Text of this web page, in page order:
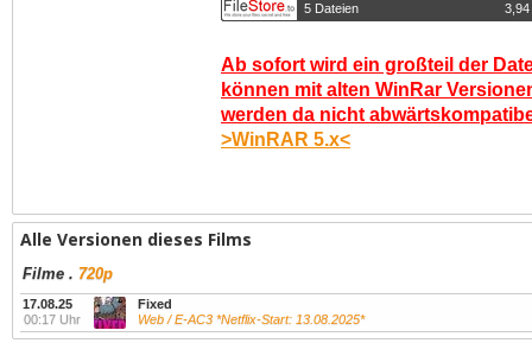
5 Dateien
Ab sofort wird ein großteil der
können mit alten WinRar
werden da nicht
>WinRAR 5.x<
Alle Versionen dieses Films
Filme . 720p
17.08.25
00:17 Uhr
Fixed
Web / E-AC3 *Netflix-Start: 13.08.2025*